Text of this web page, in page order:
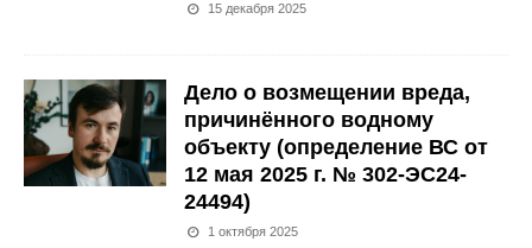
15 декабря 2025
Дело о возмещении вреда,
причинённого водному
объекту (определение ВС от
12 мая 2025 г. № 302-ЭС24-
24494)
1 октября 2025